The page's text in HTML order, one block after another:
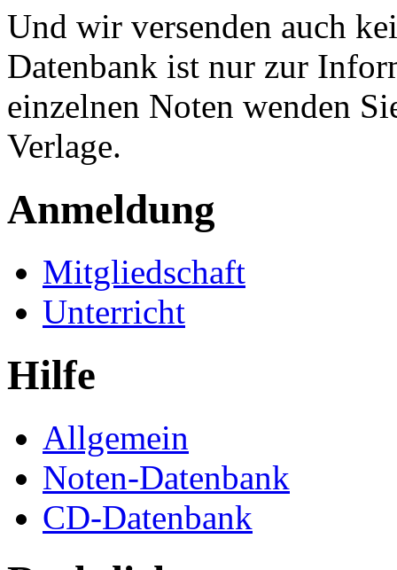
Und wir versenden auch
Datenbank ist nur zur
einzelnen Noten wenden
Verlage.
Anmeldung
Mitgliedschaft
Unterricht
Hilfe
Allgemein
Noten-Datenbank
CD-Datenbank